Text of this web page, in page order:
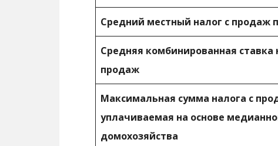
Средний местный налог с продаж
Средняя комбинированная ставка
продаж
Максимальная сумма налога с
уплачиваемая на основе
домохозяйства